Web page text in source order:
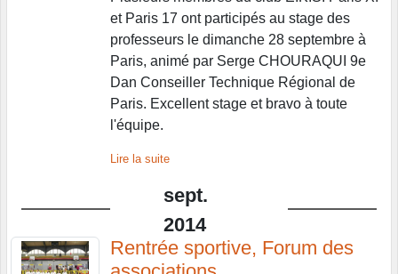
et Paris 17 ont participés au stage des
professeurs le dimanche 28 septembre à
Paris, animé par Serge CHOURAQUI 9e
Dan Conseiller Technique Régional de
Paris. Excellent stage et bravo à toute
l'équipe.
Lire la suite
sept.
2014
Rentrée sportive, Forum des